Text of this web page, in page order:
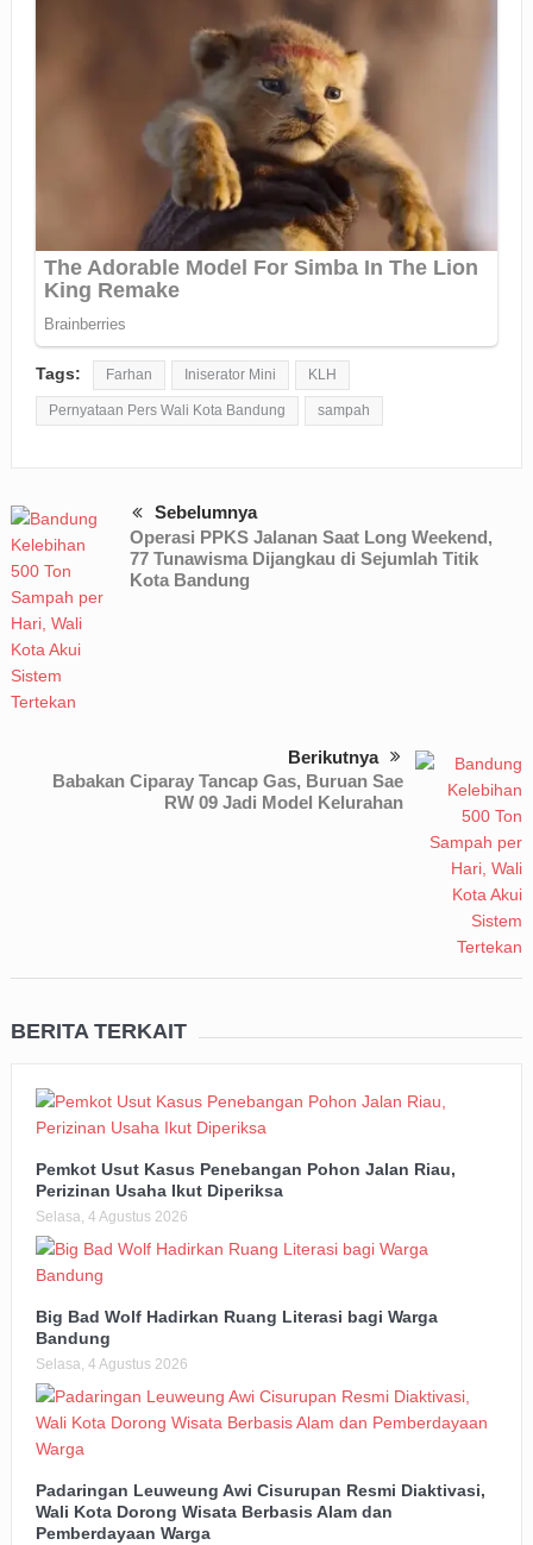
Tags: Farhan Iniserator Mini KLH
Pernyataan Pers Wali Kota Bandung sampah
Sebelumnya
Operasi PPKS Jalanan Saat Long Weekend,
77 Tunawisma Dijangkau di Sejumlah Titik
Kota Bandung
Berikutnya
Babakan Ciparay Tancap Gas, Buruan Sae
RW 09 Jadi Model Kelurahan
BERITA TERKAIT
Pemkot Usut Kasus Penebangan Pohon Jalan Riau,
Perizinan Usaha Ikut Diperiksa
Selasa, 4 Agustus 2026
Big Bad Wolf Hadirkan Ruang Literasi bagi Warga
Bandung
Selasa, 4 Agustus 2026
Padaringan Leuweung Awi Cisurupan Resmi Diaktivasi,
Wali Kota Dorong Wisata Berbasis Alam dan
Pemberdayaan Warga